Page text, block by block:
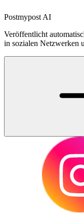
Postmypost AI
Veröffentlicht
in sozialen Netzwerken